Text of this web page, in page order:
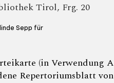
Tirol, Frg. 20
Sepp für
(in Verwendung
Repertoriumsblatt